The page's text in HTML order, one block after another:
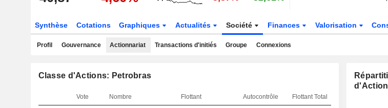
Synthèse Cotations Graphiques Actualités Société Finances Valorisation
Profil Gouvernance Actionnariat Transactions d'initiés Groupe Connexions
Classe d'Actions: Petrobras
Vote Nombre Flottant Autocontrôle Flottant Total